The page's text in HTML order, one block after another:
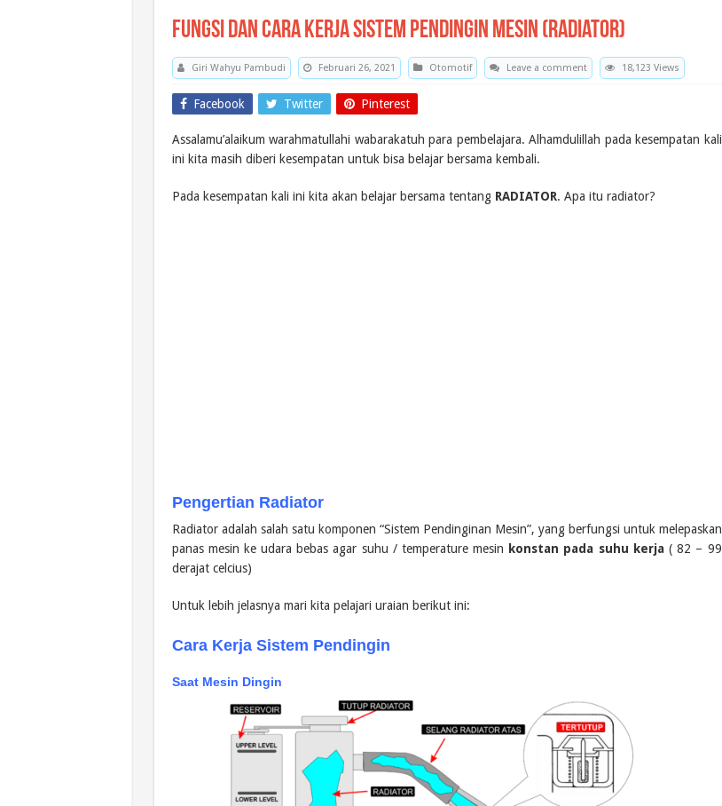
Fungsi dan Cara Kerja Sistem Pendingin Mesin (Radiator)
Giri Wahyu Pambudi Februari 26, 2021 Otomotif Leave a comment 18,123 Views
Facebook Twitter Pinterest
Assalamu’alaikum warahmatullahi wabarakatuh para pembelajara. Alhamdulillah pada kesempatan kali
ini kita masih diberi kesempatan untuk bisa belajar bersama kembali.
Pada kesempatan kali ini kita akan belajar bersama tentang RADIATOR. Apa itu radiator?
Pengertian Radiator
Radiator adalah salah satu komponen “Sistem Pendinginan Mesin”, yang berfungsi untuk melepaskan
panas mesin ke udara bebas agar suhu / temperature mesin konstan pada suhu kerja( 82 – 99
derajat celcius)
Untuk lebih jelasnya mari kita pelajari uraian berikut ini:
Cara Kerja Sistem Pendingin
Saat Mesin Dingin